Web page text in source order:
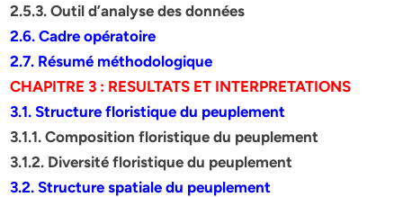
2.5.3. Outil d’analyse des données
2.6. Cadre opératoire
2.7. Résumé méthodologique
CHAPITRE 3 : RESULTATS ET INTERPRETATIONS
3.1. Structure floristique du peuplement
3.1.1. Composition floristique du peuplement
3.1.2. Diversité floristique du peuplement
3.2. Structure spatiale du peuplement